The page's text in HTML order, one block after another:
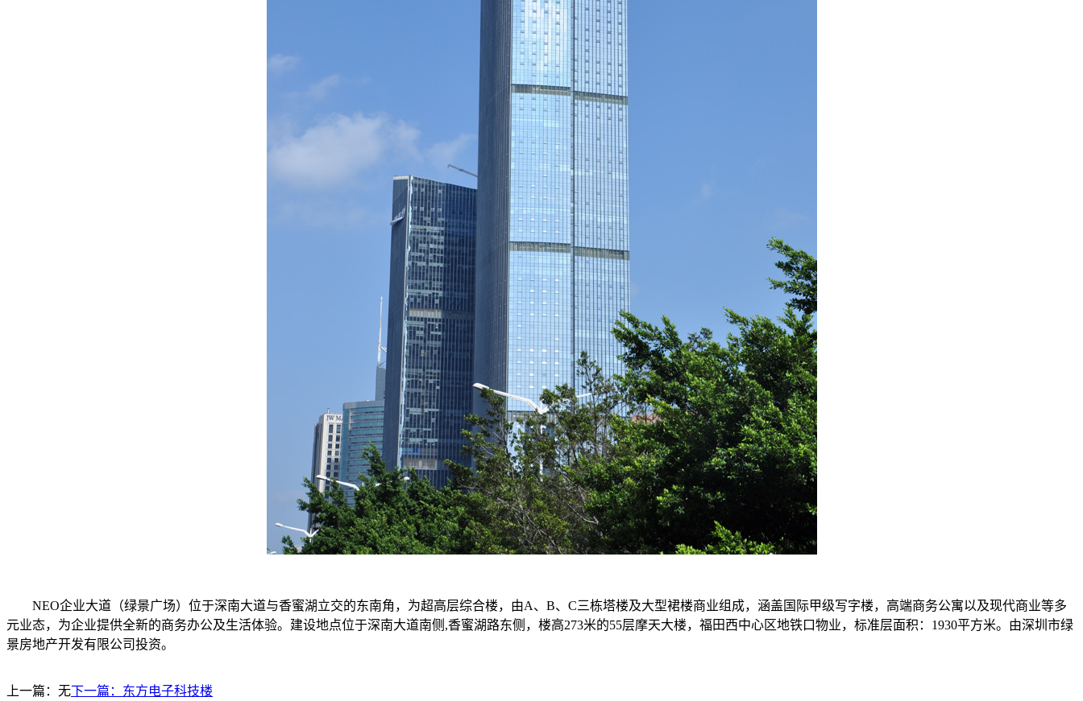
NEO企业大道（绿景广场）位于深南大道与香蜜湖立交的东南角，为超高层综合楼，由A、B、C三栋塔楼及大型裙楼商业组成，涵盖国际甲级写字楼，高端商务公寓以及现代商业等多
元业态，为企业提供全新的商务办公及生活体验。建设地点位于深南大道南侧,香蜜湖路东侧，楼高273米的55层摩天大楼，福田西中心区地铁口物业，标准层面积：1930平方米。由深圳市绿
景房地产开发有限公司投资。
上一篇：无下一篇： 东方电子科技楼